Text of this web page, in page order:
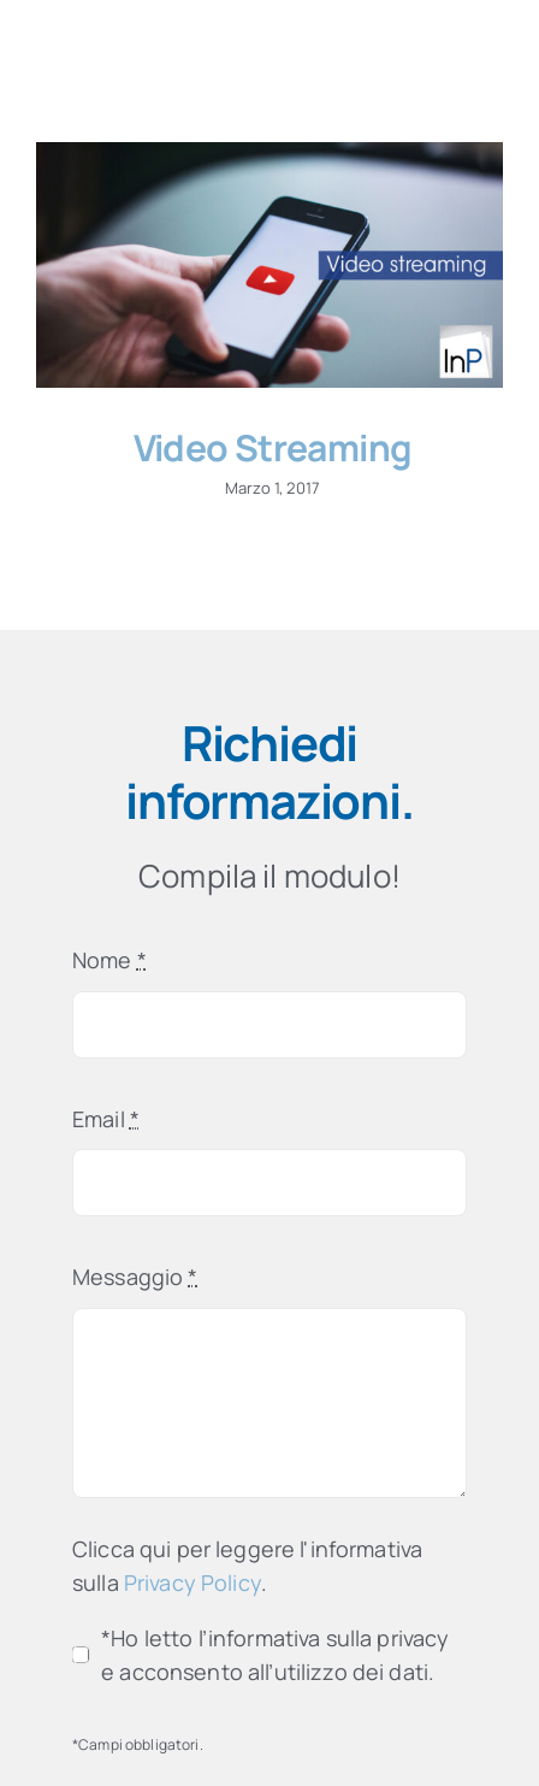
Video Streaming
Marzo 1, 2017
Richiedi
informazioni.
Compila il modulo!
Nome *
Email *
Messaggio*
Clicca qui per leggere l'informativa
sulla Privacy Policy.
*Ho letto l’informativa sulla privacy
e acconsento all’utilizzo dei dati.
*Campi obbligatori.